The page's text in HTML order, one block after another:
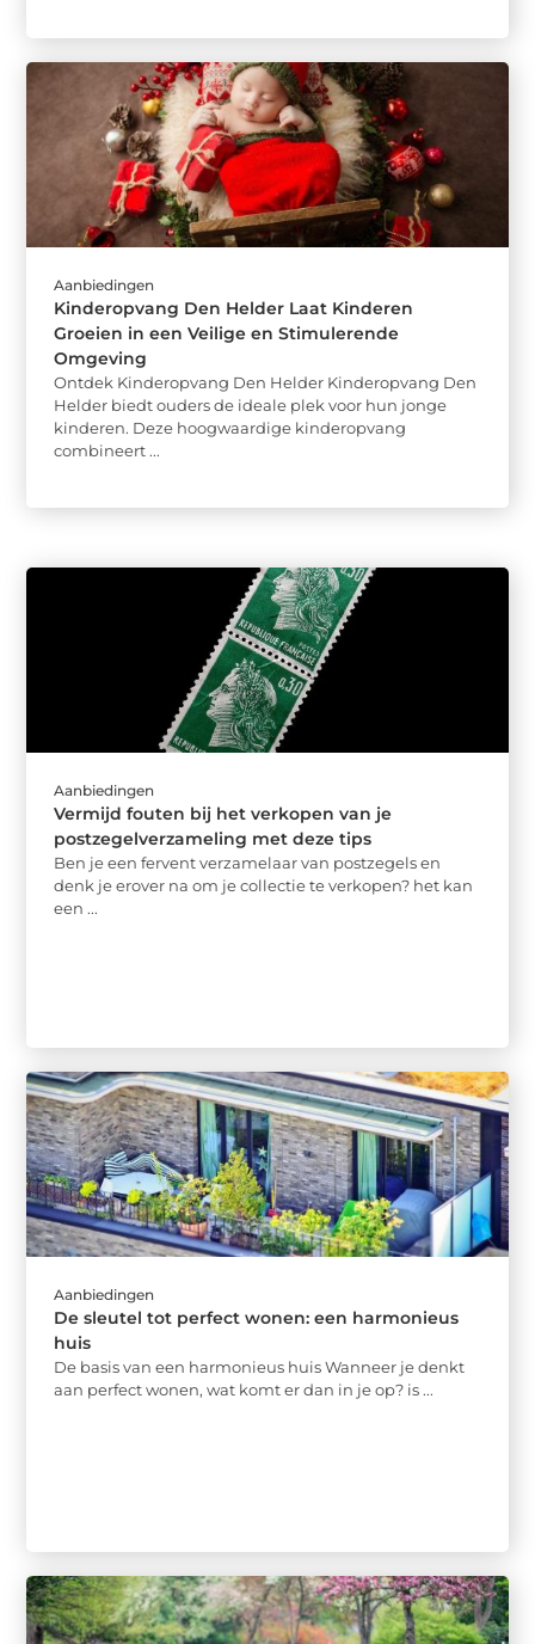
Aanbiedingen
Kinderopvang Den Helder Laat Kinderen
Groeien in een Veilige en Stimulerende
Omgeving
Ontdek Kinderopvang Den Helder Kinderopvang Den
Helder biedt ouders de ideale plek voor hun jonge
kinderen. Deze hoogwaardige kinderopvang
combineert ...
Aanbiedingen
Vermijd fouten bij het verkopen van je
postzegelverzameling met deze tips
Ben je een fervent verzamelaar van postzegels en
denk je erover na om je collectie te verkopen? het kan
een ...
Aanbiedingen
De sleutel tot perfect wonen: een harmonieus
huis
De basis van een harmonieus huis Wanneer je denkt
aan perfect wonen, wat komt er dan in je op? is ...